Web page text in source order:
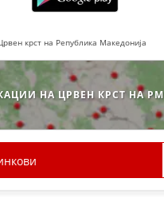
ПРЕВЕНТИВНА ДЕЈНОСТ
ПРВА ПОМОШ
крст на Република Македонија
НА ЦРВЕН КРСТ НА РМ